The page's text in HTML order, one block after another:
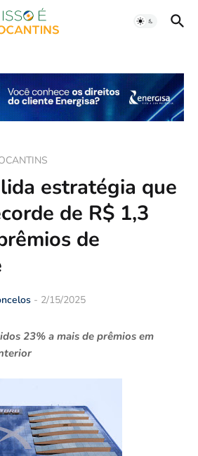
estratégia que
de R$ 1,3
de
- 2/15/2025
23% a mais de prêmios em